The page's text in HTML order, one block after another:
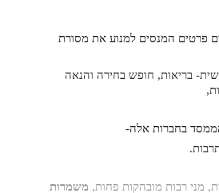
פרטים המנסים למנוע את מסורת
בריאות, חופש בחירה והנאה
בחברות אלה-
מני רבות מובהקות פחות, משמרות